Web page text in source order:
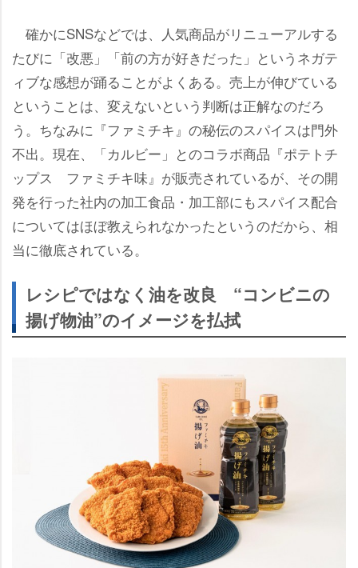
確かにSNSなどでは、人気商品がリニューアルする
たびに「改悪」「前の方が好きだった」というネガテ
ィブな感想が踊ることがよくある。売上が伸びている
ということは、変えないという判断は正解なのだろ
う。ちなみに『ファミチキ』の秘伝のスパイスは門外
不出。現在、「カルビー」とのコラボ商品『ポテトチ
ップス ファミチキ味』が販売されているが、その開
発を行った社内の加工食品・加工部にもスパイス配合
についてはほぼ教えられなかったというのだから、相
当に徹底されている。
レシピではなく油を改良 “コンビニの
揚げ物油”のイメージを払拭